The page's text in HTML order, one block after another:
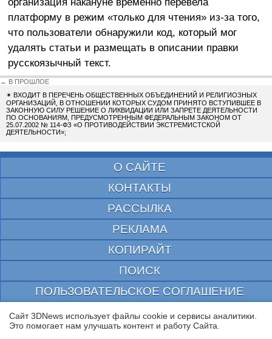
платформу в режим «только для чтения» из-за того,
что пользователи обнаружили код, который мог
удалять статьи и размещать в описании правки
русскоязычный текст.
← В ПРОШЛОЕ
✴ ВХОДИТ В ПЕРЕЧЕНЬ ОБЩЕСТВЕННЫХ ОБЪЕДИНЕНИЙ И РЕЛИГИОЗНЫХ
ОРГАНИЗАЦИЙ, В ОТНОШЕНИИ КОТОРЫХ СУДОМ ПРИНЯТО ВСТУПИВШЕЕ В
ЗАКОННУЮ СИЛУ РЕШЕНИЕ О ЛИКВИДАЦИИ ИЛИ ЗАПРЕТЕ ДЕЯТЕЛЬНОСТИ
ПО ОСНОВАНИЯМ, ПРЕДУСМОТРЕННЫМ ФЕДЕРАЛЬНЫМ ЗАКОНОМ ОТ
25.07.2002 № 114-ФЗ «О ПРОТИВОДЕЙСТВИИ ЭКСТРЕМИСТСКОЙ
ДЕЯТЕЛЬНОСТИ»;
О САЙТЕ
КОНТАКТЫ
РАССЫЛКА
РЕКЛАМА
КОПИРАЙТ
ПОИСК
ПОЛЬЗОВАТЕЛЬСКОЕ СОГЛАШЕНИЕ
ЗАЩИЩЕНО CURATOR
© 1997—2026 Электронное периодическое издание "3ДНьюс" | Свидетельство о
Сайт 3DNews использует файлы cookie и сервисы аналитики.
Это помогает нам улучшать контент и работу Cайта.